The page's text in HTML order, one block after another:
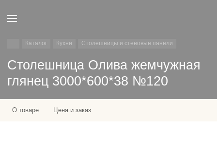
Каталог Кухни Столешницы и стеновые панели
Столешница Олива жемчужная
глянец 3000*600*38 №120
О товаре Цена и заказ